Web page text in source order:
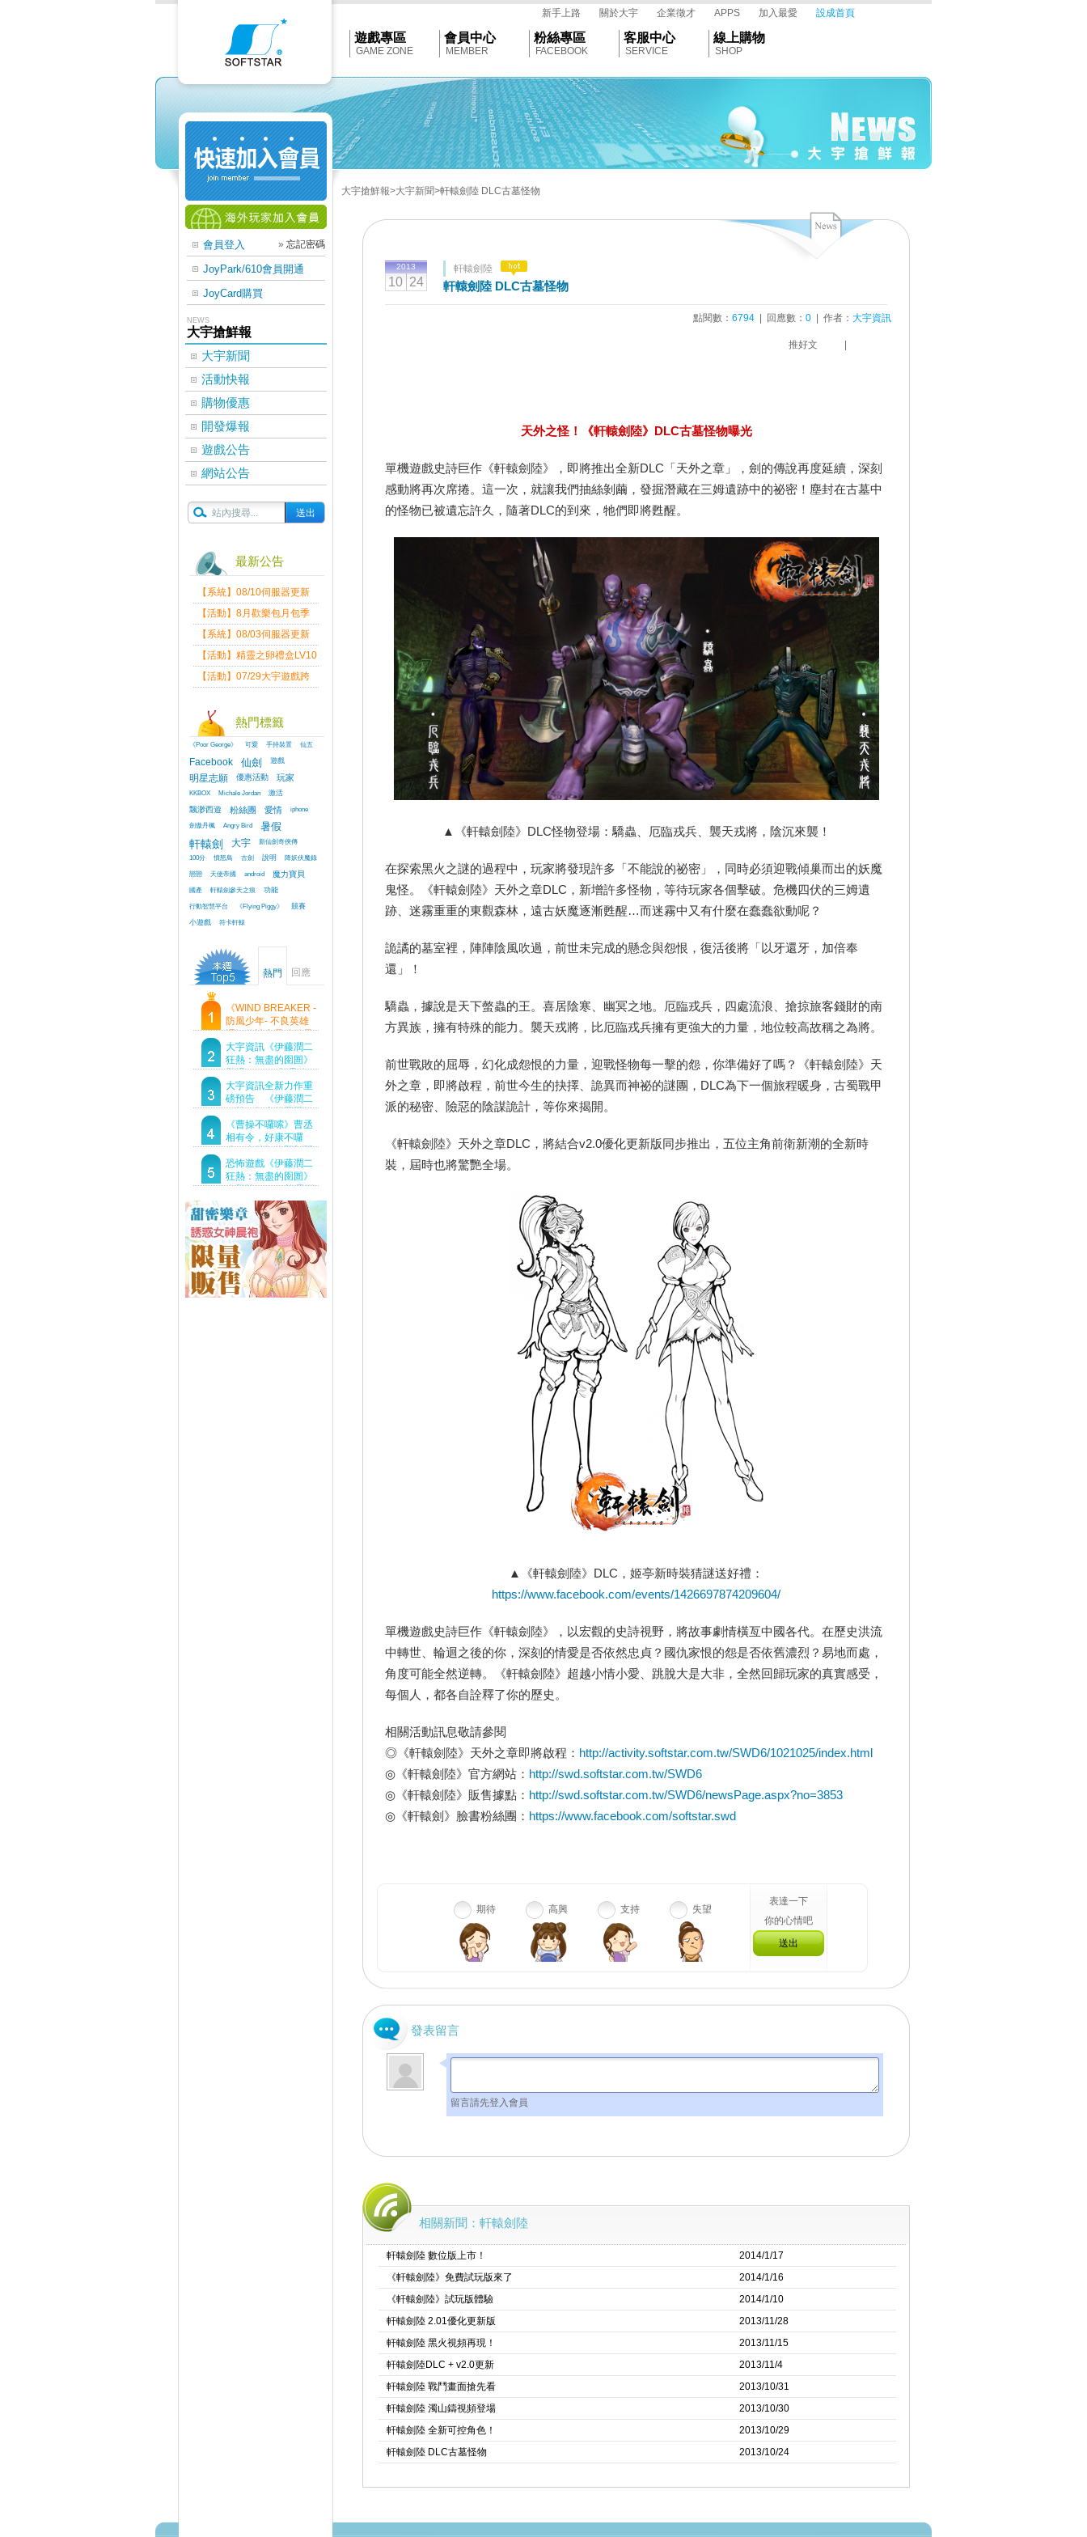
Softstar
新手上路 關於大宇 企業徵才 APPS 加入最愛 設成首頁
遊戲專區
GAME ZONE
會員中心
MEMBER
粉絲專區
FACEBOOK
客服中心
SERVICE
線上購物
SHOP
會員登入 » 忘記密碼
JoyPark/610會員開通
JoyCard購買
NEWS
大宇搶鮮報
大宇新聞
活動快報
購物優惠
開發爆報
遊戲公告
網站公告
最新公告
【系統】08/10伺服器更新
維護公告
【活動】8月歡樂包月包季
送
【系統】08/03伺服器更新
維護公告
【活動】精靈之卵禮盒LV10
限量發送中
【活動】07/29大宇遊戲跨
熱門標籤
《Poor George》 可愛 手持裝置 仙五
Facebook 仙劍 遊戲
明星志願 優惠活動 玩家
KKBOX Michale Jordan 激活
飄渺西遊 粉絲團 愛情
iphone
劍傲丹楓
Angry Bird 暑假
軒轅劍 大宇
新仙劍奇俠傳
100分
憤怒鳥 古劍 說明
降妖伏魔錄
戀戀
天使帝國 android 魔力寶貝
國產 軒轅劍參天之痕
功能
行動智慧平台
《Flying Piggy》
競賽
小遊戲
符卡軒轅
熱門 回應
《WIND BREAKER -
防風少年- 不良英雄
譚》傳說中最強的男
人現身！即將顛覆風
鈴高中！
大宇資訊《伊藤潤二
狂熱：無盡的囹圄》
登場 Steam 新品節
首支預告片及遊戲
Demo重磅釋出
大宇資訊全新力作重
磅預告 《伊藤潤二
狂熱：無盡的囹圄》
驚悚亮相 ！伊藤潤二
恐怖世界首度進軍
Steam
《曹操不囉嗦》曹丞
相有令，好康不囉
嗦！事前預約即刻開
跑！
恐怖遊戲《伊藤潤二
狂熱：無盡的囹圄》
今登陸Steam 詭異洋
樓開啟 同步釋出最新
預告片
大宇搶鮮報>大宇新聞>軒轅劍陸 DLC古墓怪物
2013
10 24
軒轅劍陸
軒轅劍陸 DLC古墓怪物
點閱數： 6794 | 回應數： 0 | 作者： 大宇資訊
推好文
天外之怪！《軒轅劍陸》DLC古墓怪物曝光
單機遊戲史詩巨作《軒轅劍陸》，即將推出全新DLC「天外之章」，劍的傳說再度延續，深刻
感動將再次席捲。這一次，就讓我們抽絲剝繭，發掘潛藏在三姆遺跡中的祕密！塵封在古墓中
的怪物已被遺忘許久，隨著DLC的到來，牠們即將甦醒。
▲《軒轅劍陸》DLC怪物登場：驕蟲、厄臨戎兵、襲天戎將，陰沉來襲！
在探索黑火之謎的過程中，玩家將發現許多「不能說的祕密」，同時必須迎戰傾巢而出的妖魔
鬼怪。《軒轅劍陸》天外之章DLC，新增許多怪物，等待玩家各個擊破。危機四伏的三姆遺
跡、迷霧重重的東觀森林，遠古妖魔逐漸甦醒…而迷霧中又有什麼在蠢蠢欲動呢？
詭譎的墓室裡，陣陣陰風吹過，前世未完成的懸念與怨恨，復活後將「以牙還牙，加倍奉
還」！
驕蟲，據說是天下螫蟲的王。喜居陰寒、幽冥之地。厄臨戎兵，四處流浪、搶掠旅客錢財的南
方異族，擁有特殊的能力。襲天戎將，比厄臨戎兵擁有更強大的力量，地位較高故稱之為將。
前世戰敗的屈辱，幻化成怨恨的力量，迎戰怪物每一擊的怨，你準備好了嗎？《軒轅劍陸》天
外之章，即將啟程，前世今生的抉擇、詭異而神祕的謎團，DLC為下一個旅程暖身，古蜀戰甲
派的秘密、險惡的陰謀詭計，等你來揭開。
《軒轅劍陸》天外之章DLC，將結合v2.0優化更新版同步推出，五位主角前衛新潮的全新時
裝，屆時也將驚艷全場。
▲《軒轅劍陸》DLC，姬亭新時裝猜謎送好禮：
https://www.facebook.com/events/1426697874209604/
單機遊戲史詩巨作《軒轅劍陸》，以宏觀的史詩視野，將故事劇情橫亙中國各代。在歷史洪流
中轉世、輪迴之後的你，深刻的情愛是否依然忠貞？國仇家恨的怨是否依舊濃烈？易地而處，
角度可能全然逆轉。《軒轅劍陸》超越小情小愛、跳脫大是大非，全然回歸玩家的真實感受，
每個人，都各自詮釋了你的歷史。
相關活動訊息敬請參閱
◎《軒轅劍陸》天外之章即將啟程： http://activity.softstar.com.tw/SWD6/1021025/index.html
◎《軒轅劍陸》官方網站： http://swd.softstar.com.tw/SWD6
◎《軒轅劍陸》販售據點： http://swd.softstar.com.tw/SWD6/newsPage.aspx?no=3853
◎《軒轅劍》臉書粉絲團： https://www.facebook.com/softstar.swd
期待 高興 支持 失望
表達一下
你的心情吧
送出
發表留言
留言請先登入會員
相關新聞：軒轅劍陸
軒轅劍陸 數位版上市！
2014/1/17
《軒轅劍陸》免費試玩版來了
2014/1/16
《軒轅劍陸》試玩版體驗
2014/1/10
軒轅劍陸 2.01優化更新版
2013/11/28
軒轅劍陸 黑火視頻再現！
2013/11/15
軒轅劍陸DLC + v2.0更新
2013/11/4
軒轅劍陸 戰鬥畫面搶先看
2013/10/31
軒轅劍陸 濁山鑄視頻登場
2013/10/30
軒轅劍陸 全新可控角色！
2013/10/29
軒轅劍陸 DLC古墓怪物
2013/10/24